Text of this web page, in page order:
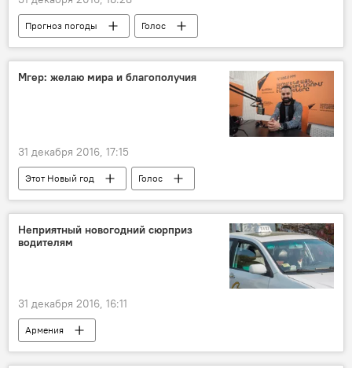
Прогноз погоды Голос
Мгер: желаю мира и благополучия
31 декабря 2016, 17:15
Этот Новый год Голос
Неприятный новогодний сюрприз
водителям
31 декабря 2016, 16:11
Армения
предоставление талонов техосмотра